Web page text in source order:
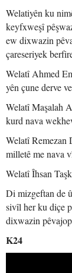
Welatiyên ku
keyfxweşî
ew dixwazin
çareseriyek
Welatî Ahmed
yên çune derve
Welatî Maşalah
kurd nava
Welatî Remezan
milletê me nava
Welatî Îhsan
Di mizgeftan de
sivîl her ku diçe
dixwazin
K24